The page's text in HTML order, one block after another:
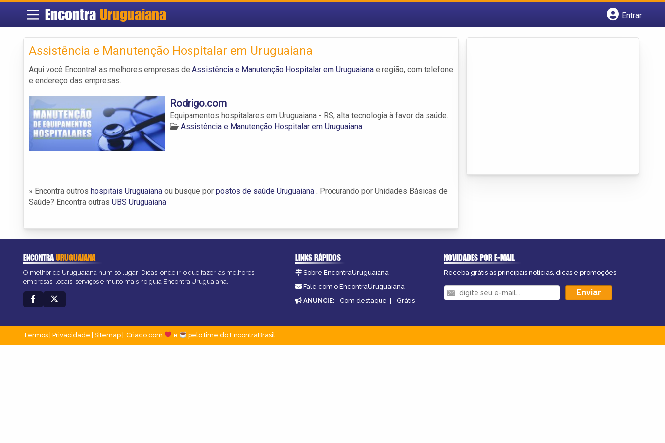
Encontra Uruguaiana
Entrar
Assistência e Manutenção Hospitalar em Uruguaiana
Aqui você Encontra! as melhores empresas de Assistência e Manutenção Hospitalar em Uruguaiana e região, com telefone
e endereço das empresas.
Rodrigo.com
Equipamentos hospitalares em Uruguaiana - RS, alta tecnologia à favor da saúde.
Assistência e Manutenção Hospitalar em Uruguaiana
» Encontra outros hospitais Uruguaiana ou busque por postos de saúde Uruguaiana . Procurando por Unidades Básicas de
Saúde? Encontra outras UBS Uruguaiana
ENCONTRAURUGUAIANA
O melhor de Uruguaiana num só lugar! Dicas, onde ir, o que fazer, as melhores
empresas, locais, serviços e muito mais no guia Encontra Uruguaiana.
LINKS RÁPIDOS
Sobre EncontraUruguaiana
Fale com o EncontraUruguaiana
ANUNCIE: Com destaque | Grátis
NOVIDADES POR E-MAIL
Receba grátis as principais notícias, dicas e promoções
Termos Privacidade Sitemap Criado com e pelo time do EncontraBrasil